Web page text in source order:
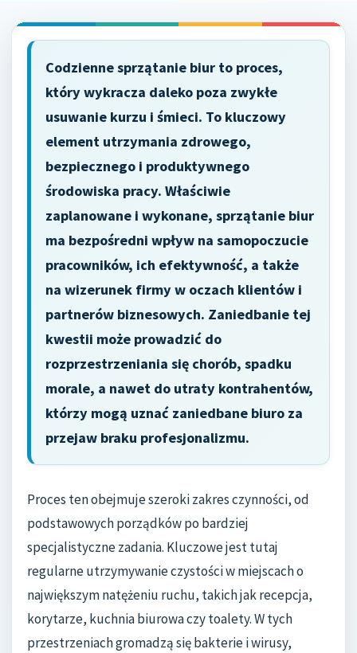
Codzienne sprzątanie biur to proces,
który wykracza daleko poza zwykłe
usuwanie kurzu i śmieci. To kluczowy
element utrzymania zdrowego,
bezpiecznego i produktywnego
środowiska pracy. Właściwie
zaplanowane i wykonane, sprzątanie biur
ma bezpośredni wpływ na samopoczucie
pracowników, ich efektywność, a także
na wizerunek firmy w oczach klientów i
partnerów biznesowych. Zaniedbanie tej
kwestii może prowadzić do
rozprzestrzeniania się chorób, spadku
morale, a nawet do utraty kontrahentów,
którzy mogą uznać zaniedbane biuro za
przejaw braku profesjonalizmu.
Proces ten obejmuje szeroki zakres czynności, od
podstawowych porządków po bardziej
specjalistyczne zadania. Kluczowe jest tutaj
regularne utrzymywanie czystości w miejscach o
największym natężeniu ruchu, takich jak recepcja,
korytarze, kuchnia biurowa czy toalety. W tych
przestrzeniach gromadzą się bakterie i wirusy,